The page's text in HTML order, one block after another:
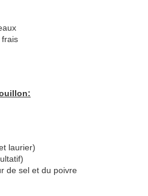
frais
laurier)
de sel et du poivre